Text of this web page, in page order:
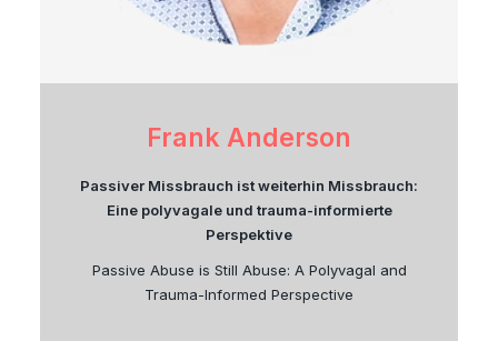
Frank Anderson
Passiver Missbrauch ist weiterhin Missbrauch:
Eine polyvagale und trauma-informierte
Perspektive
Passive Abuse is Still Abuse: A Polyvagal and
Trauma-Informed Perspective